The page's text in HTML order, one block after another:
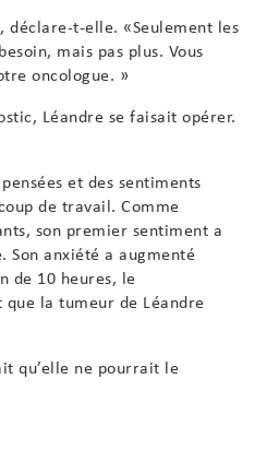
déclare-t-elle. «Seulement les
mais pas plus. Vous
oncologue. »
Léandre se faisait opérer.
et des sentiments
de travail. Comme
son premier sentiment a
Son anxiété a augmenté
de 10 heures, le
la tumeur de Léandre
qu’elle ne pourrait le